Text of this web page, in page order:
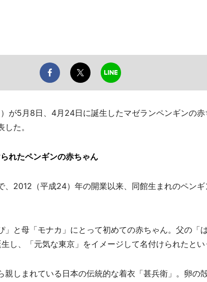
が5月8日、4月24日に誕生したマゼランペンギンの赤
た。
れたペンギンの赤ちゃん
2012（平成24）年の開業以来、同館生まれのペン
と母「モナカ」にとって初めての赤ちゃん。父の「
し、「元気な東京」をイメージして名付けられたとい
しまれている日本の伝統的な着衣「甚兵衛」。卵の